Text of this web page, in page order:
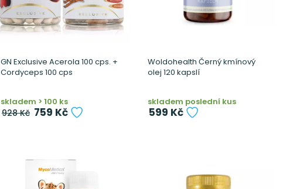
GN Exclusive Acerola 100 cps. +
Cordyceps 100 cps
skladem > 100 ks
928 Kč 759 Kč
Woldohealth Černý kmínový
olej 120 kapslí
skladem poslední kus
599 Kč